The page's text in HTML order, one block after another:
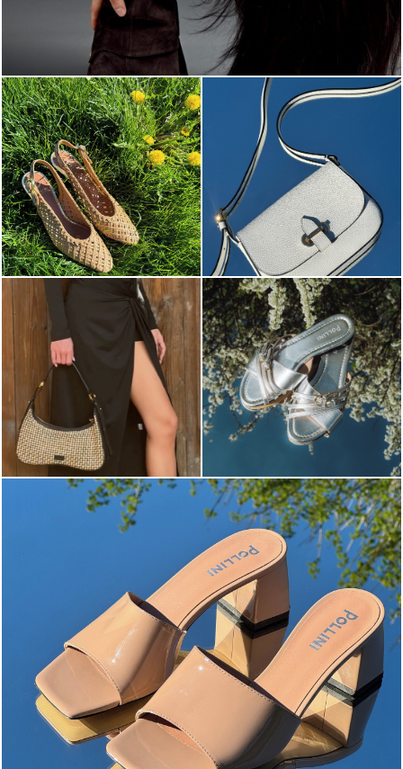
The most-wanted mules and sandals are now on sale. ...